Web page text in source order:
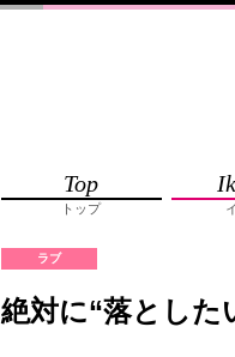
Top
トップ
ラブ
絶対に“落とした